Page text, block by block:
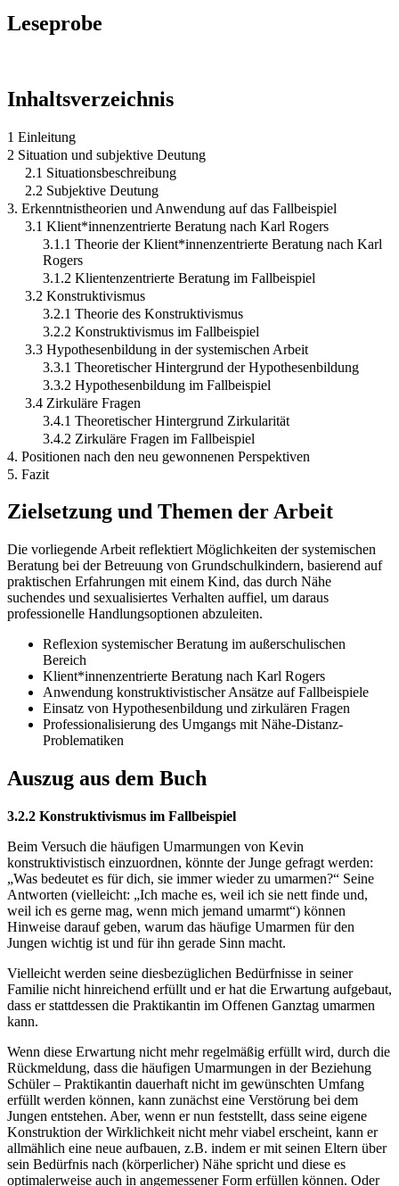
Leseprobe
Inhaltsverzeichnis
1 Einleitung
2 Situation und subjektive Deutung
2.1 Situationsbeschreibung
2.2 Subjektive Deutung
3. Erkenntnistheorien und Anwendung auf das Fallbeispiel
3.1 Klient*innenzentrierte Beratung nach Karl Rogers
3.1.1 Theorie der Klient*innenzentrierte Beratung nach Karl
Rogers
3.1.2 Klientenzentrierte Beratung im Fallbeispiel
3.2 Konstruktivismus
3.2.1 Theorie des Konstruktivismus
3.2.2 Konstruktivismus im Fallbeispiel
3.3 Hypothesenbildung in der systemischen Arbeit
3.3.1 Theoretischer Hintergrund der Hypothesenbildung
3.3.2 Hypothesenbildung im Fallbeispiel
3.4 Zirkuläre Fragen
3.4.1 Theoretischer Hintergrund Zirkularität
3.4.2 Zirkuläre Fragen im Fallbeispiel
4. Positionen nach den neu gewonnenen Perspektiven
5. Fazit
Zielsetzung und Themen der Arbeit
Die vorliegende Arbeit reflektiert Möglichkeiten der systemischen
Beratung bei der Betreuung von Grundschulkindern, basierend auf
praktischen Erfahrungen mit einem Kind, das durch Nähe
suchendes und sexualisiertes Verhalten auffiel, um daraus
professionelle Handlungsoptionen abzuleiten.
Reflexion systemischer Beratung im außerschulischen
Bereich
Klient*innenzentrierte Beratung nach Karl Rogers
Anwendung konstruktivistischer Ansätze auf Fallbeispiele
Einsatz von Hypothesenbildung und zirkulären Fragen
Professionalisierung des Umgangs mit Nähe-Distanz-
Problematiken
Auszug aus dem Buch
3.2.2 Konstruktivismus im Fallbeispiel
Beim Versuch die häufigen Umarmungen von Kevin
konstruktivistisch einzuordnen, könnte der Junge gefragt werden:
„Was bedeutet es für dich, sie immer wieder zu umarmen?“ Seine
Antworten (vielleicht: „Ich mache es, weil ich sie nett finde und,
weil ich es gerne mag, wenn mich jemand umarmt“) können
Hinweise darauf geben, warum das häufige Umarmen für den
Jungen wichtig ist und für ihn gerade Sinn macht.
Vielleicht werden seine diesbezüglichen Bedürfnisse in seiner
Familie nicht hinreichend erfüllt und er hat die Erwartung aufgebaut,
dass er stattdessen die Praktikantin im Offenen Ganztag umarmen
kann.
Wenn diese Erwartung nicht mehr regelmäßig erfüllt wird, durch die
Rückmeldung, dass die häufigen Umarmungen in der Beziehung
Schüler – Praktikantin dauerhaft nicht im gewünschten Umfang
erfüllt werden können, kann zunächst eine Verstörung bei dem
Jungen entstehen. Aber, wenn er nun feststellt, dass seine eigene
Konstruktion der Wirklichkeit nicht mehr viabel erscheint, kann er
allmählich eine neue aufbauen, z.B. indem er mit seinen Eltern über
sein Bedürfnis nach (körperlicher) Nähe spricht und diese es
optimalerweise auch in angemessener Form erfüllen können. Oder